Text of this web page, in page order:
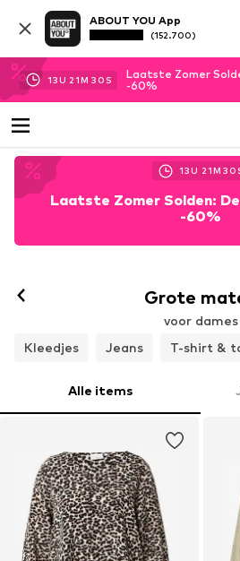
ABOUT YOU App
(152.700)
13U 21M 27 S
Laatste Zomer
-60%
13U 21M 27
Laatste Zomer Solden:
-60%
Grote
voor dames
Kleedjes
Jeans T-shirt &
Alle items